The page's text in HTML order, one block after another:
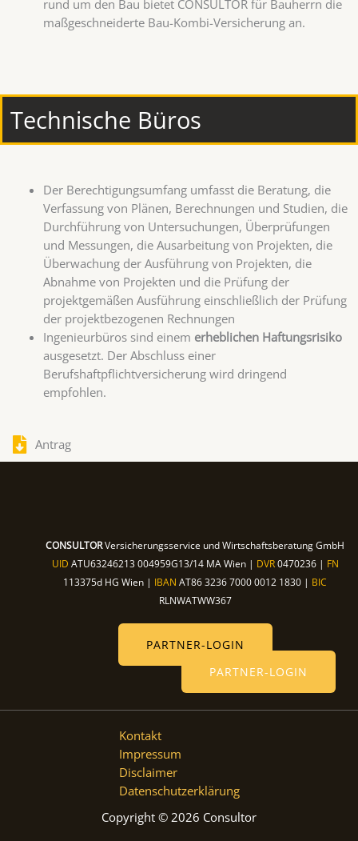
rund um den Bau bietet CONSULTOR für Bauherrn die
maßgeschneiderte Bau-Kombi-Versicherung an.
Technische Büros
Der Berechtigungsumfang umfasst die Beratung, die
Verfassung von Plänen, Berechnungen und Studien, die
Durchführung von Untersuchungen, Überprüfungen
und Messungen, die Ausarbeitung von Projekten, die
Überwachung der Ausführung von Projekten, die
Abnahme von Projekten und die Prüfung der
projektgemäßen Ausführung einschließlich der Prüfung
der projektbezogenen Rechnungen
Ingenieurbüros sind einem erheblichen Haftungsrisiko
ausgesetzt. Der Abschluss einer
Berufshaftpflichtversicherung wird dringend
empfohlen.
Antrag
CONSULTORVersicherungsservice und Wirtschaftsberatung GmbH
UID ATU63246213 004959G13/14 MA Wien | DVR0470236 | FN
113375d HG Wien | IBAN AT86 3236 7000 0012 1830 | BIC
RLNWATWW367
PARTNER-LOGIN
PARTNER-LOGIN
Kontakt
Impressum
Disclaimer
Datenschutzerklärung
Copyright © 2026 Consultor